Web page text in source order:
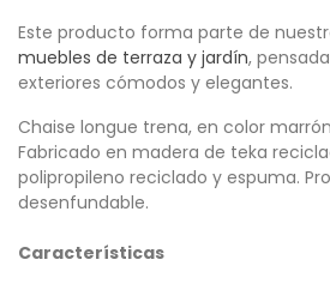
Este producto forma parte de
muebles de terraza y jardín,
exteriores cómodos y elegantes.
Chaise longue trena, en color
Fabricado en madera de teka
polipropileno reciclado y espuma.
desenfundable.
Características